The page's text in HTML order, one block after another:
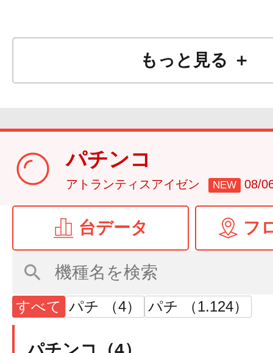
もっと見る ＋
パチンコ
アトランティスアイゼン NEW 08/
台データ フ
すべて パチ （4） パチ （1.124）